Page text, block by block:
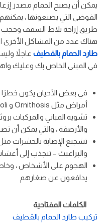
يمكن أن يصبح الحمام مصدر
الفوضى التي يصنعونها ،
طريق إزاحة بلاط السقف وحجب
هناك عدد من المشاكل الأخرى
طارد الحمام بالقطيف عاجلاً
في المبنى الخاص بك وعليك
في بعض الأحيان يكون
أمراض مثل Ornithosis و E.Coli و Salmonella.
تشويه المباني والمركبات
والأرصفة ، والتي يمكن أن
تشجيع الإصابة بالحشرات
والبراغيث – تنجذب إلى
الهجوم على الأشخاص ،
يدافعون عن صغارهم
الكلمات المفتاحية
تركيب طارد الحمام بالقطيف